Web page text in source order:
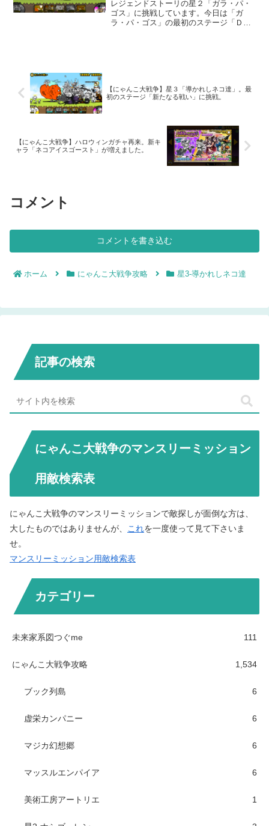
レジェンドストーリの星２「ガラ・パ・
ゴス」に挑戦しています。今日は「ガ
ラ・パ・ゴス」の最初のステージ「ＤＮ
【にゃんこ大戦争】星３「導かれしネコ達」。最
初のステージ「新たなる戦い」に挑戦。
【にゃんこ大戦争】ハロウィンガチャ再来。新キ
ャラ「ネコアイスゴースト」が増えました。
コメント
コメントを書き込む
ホーム にゃんこ大戦争攻略 星3-導かれしネコ達
記事の検索
にゃんこ大戦争のマンスリーミッション
用敵検索表
にゃんこ大戦争のマンスリーミッションで敵探しが面倒な方は、
大したものではありませんが、 これを一度使って見て下さいま
せ。
マンスリーミッション用敵検索表
カテゴリー
未来家系図つぐme 111
にゃんこ大戦争攻略 1,534
ブック列島 6
虚栄カンパニー 6
マジカ幻想郷 6
マッスルエンパイア 6
美術工房アートリエ 1